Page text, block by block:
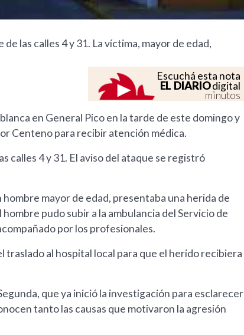
las calles 4 y 31. La víctima, mayor de edad,
Escuchá esta nota
EL DIARIOdigital
minutos
en General Pico en la tarde de este domingo y
Centeno para recibir atención médica.
calles 4 y 31. El aviso del ataque se registró
mayor de edad, presentaba una herida de
pudo subir a la ambulancia del Servicio de
por los profesionales.
traslado al hospital local para que el herido recibiera
que ya inició la investigación para esclarecer
tanto las causas que motivaron la agresión